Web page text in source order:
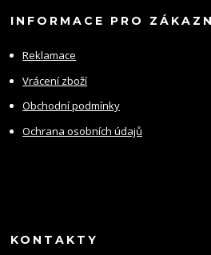
INFORMACE PRO
Reklamace
Vrácení zboží
Obchodní podmínky
Ochrana osobních údajů
KONTAKTY